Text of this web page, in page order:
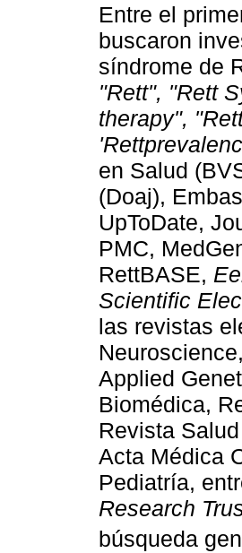
Entre el
buscaron
síndrome de
"Rett", "Rett
therapy",
en Salud
(Doaj),
UpToDate,
PMC,
RettBASE,
Scientific
las revistas
Applied
Biomédica,
Revista
Acta Médica
Pediatría,
Research
búsqueda